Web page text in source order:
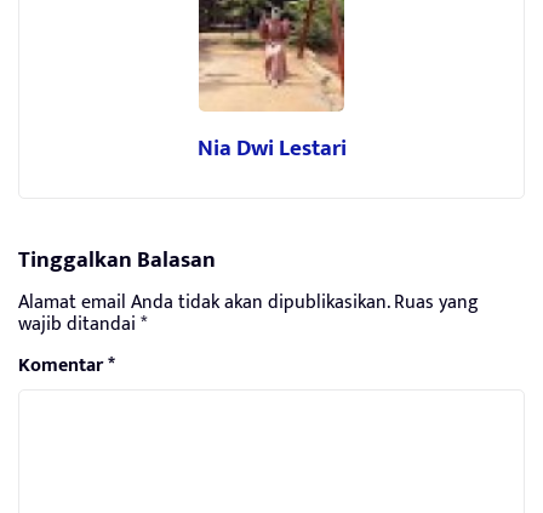
Nia Dwi Lestari
Tinggalkan Balasan
Alamat email Anda tidak akan dipublikasikan.Ruas yang
wajib ditandai*
Komentar*